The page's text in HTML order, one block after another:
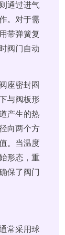
通过进气
。对于需
带弹簧复
阀门自动
座密封圈
与阀板形
产生的热
向两个方
。当温度
形态，重
保了阀门
常采用球